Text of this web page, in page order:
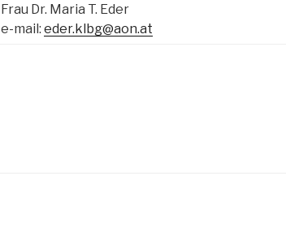
Frau Dr. Maria T. Eder
e-mail:eder.klbg@aon.at